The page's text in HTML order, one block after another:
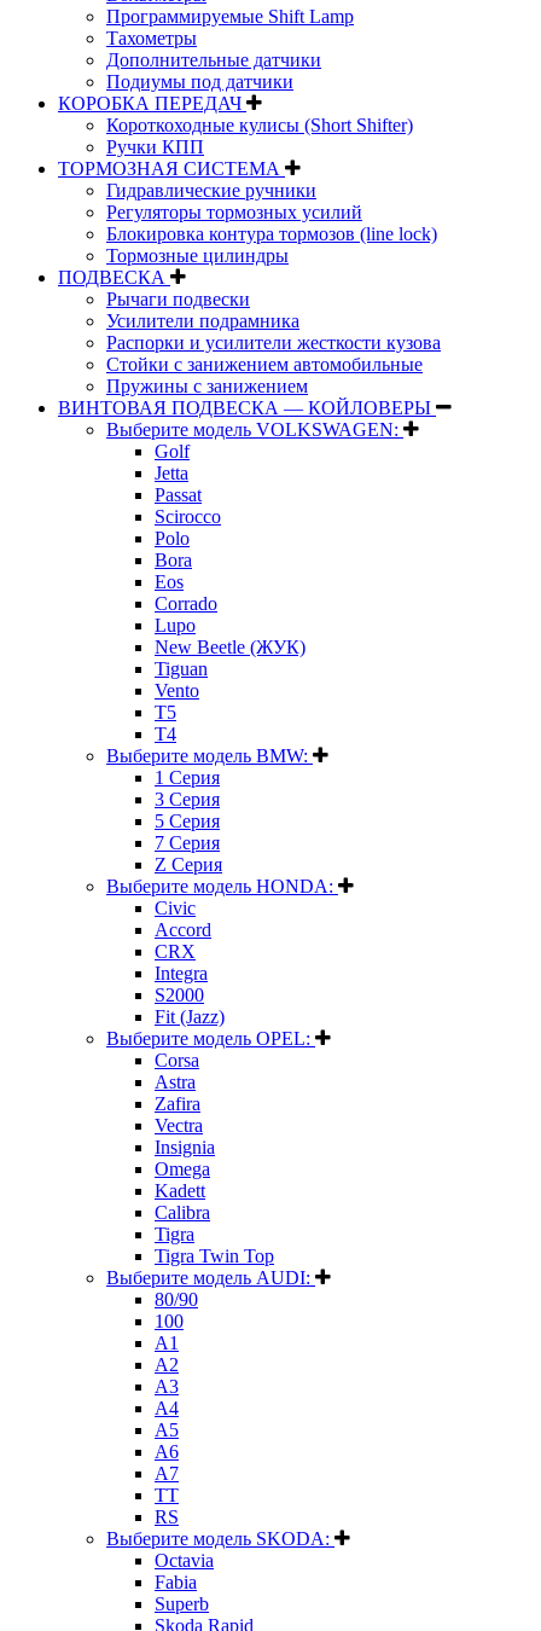
Программируемые Shift Lamp
Тахометры
Дополнительные датчики
Подиумы под датчики
КОРОБКА ПЕРЕДАЧ
Короткоходные кулисы (Short Shifter)
Ручки КПП
ТОРМОЗНАЯ СИСТЕМА
Гидравлические ручники
Регуляторы тормозных усилий
Блокировка контура тормозов (line lock)
Тормозные цилиндры
ПОДВЕСКА
Рычаги подвески
Усилители подрамника
Распорки и усилители жесткости кузова
Стойки с занижением автомобильные
Пружины с занижением
ВИНТОВАЯ ПОДВЕСКА — КОЙЛОВЕРЫ
Выберите модель VOLKSWAGEN:
Golf
Jetta
Passat
Scirocco
Polo
Bora
Eos
Corrado
Lupo
New Beetle (ЖУК)
Tiguan
Vento
T5
T4
Выберите модель BMW:
1 Серия
3 Серия
5 Серия
7 Серия
Z Серия
Выберите модель HONDA:
Civic
Accord
CRX
Integra
S2000
Fit (Jazz)
Выберите модель OPEL:
Corsa
Astra
Zafira
Vectra
Insignia
Omega
Kadett
Calibra
Tigra
Tigra Twin Top
Выберите модель AUDI:
80/90
100
A1
A2
A3
A4
A5
A6
A7
TT
RS
Выберите модель SKODA:
Octavia
Fabia
Superb
Skoda Rapid